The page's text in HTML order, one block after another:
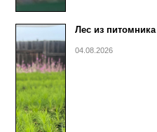
Лес из питомника
04.08.2026